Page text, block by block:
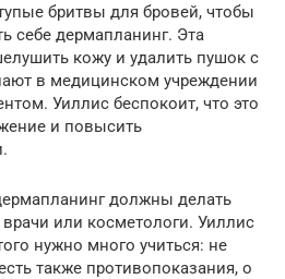
бритвы для бровей, чтобы
себе дермапланинг. Эта
кожу и удалить пушок с
в медицинском учреждении
Уиллис беспокоит, что это
и повысить
должны делать
или косметологи. Уиллис
нужно много учиться: не
также противопоказания, о